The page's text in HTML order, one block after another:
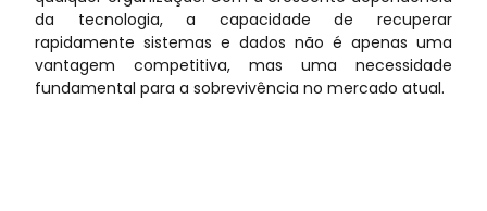
da tecnologia, a capacidade de recuperar
rapidamente sistemas e dados não é apenas uma
vantagem competitiva, mas uma necessidade
fundamental para a sobrevivência no mercado atual.